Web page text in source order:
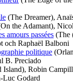
(The Dreamer),
the Adamant),
amours passées (The
och Raphaël Balboni
politique
B. Preciado
Island), Robin
Luc Godard